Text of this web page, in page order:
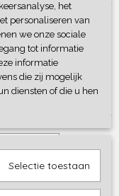
het
personaliseren van
we onze sociale
tot informatie
informatie
die zij mogelijk
diensten of die u hen
Selectie toestaan